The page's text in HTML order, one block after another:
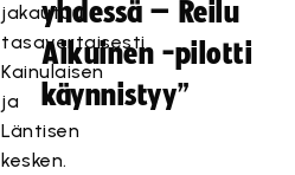
jakautuu
tasavertaisesti
Kainulaisen
ja
Läntisen
kesken.
yhdessä – Reilu
Aikuinen -pilotti
käynnistyy”